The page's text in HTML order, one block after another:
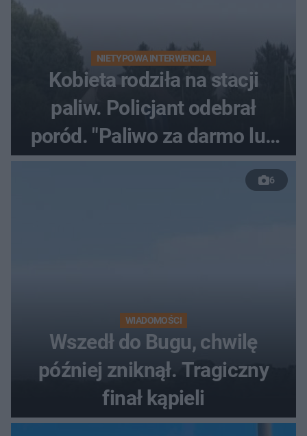
NIETYPOWA INTERWENCJA
Kobieta rodziła na stacji
paliw. Policjant odebrał
poród. "Paliwo za darmo lub
50 %!"
6
WIADOMOŚCI
Wszedł do Bugu, chwilę
później zniknął. Tragiczny
finał kąpieli